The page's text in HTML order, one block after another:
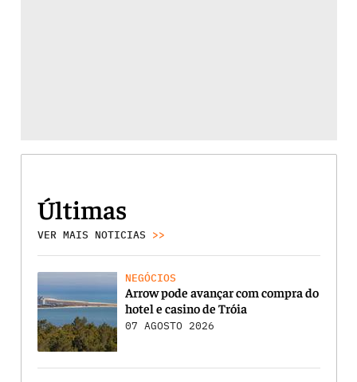
Últimas
VER MAIS NOTICIAS >>
NEGÓCIOS
Arrow pode avançar com compra do
hotel e casino de Tróia
07 AGOSTO 2026